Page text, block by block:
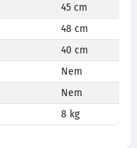
45 cm
48 cm
40 cm
Nem
Nem
8 kg